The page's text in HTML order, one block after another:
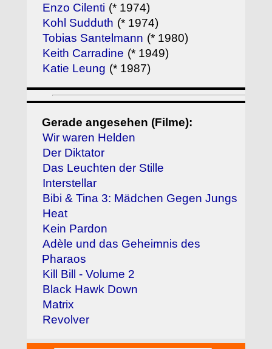
Enzo Cilenti (* 1974)
Kohl Sudduth (* 1974)
Tobias Santelmann (* 1980)
Keith Carradine (* 1949)
Katie Leung (* 1987)
Gerade angesehen (Filme):
Wir waren Helden
Der Diktator
Das Leuchten der Stille
Interstellar
Bibi & Tina 3: Mädchen Gegen Jungs
Heat
Kein Pardon
Adèle und das Geheimnis des
Pharaos
Kill Bill - Volume 2
Black Hawk Down
Matrix
Revolver